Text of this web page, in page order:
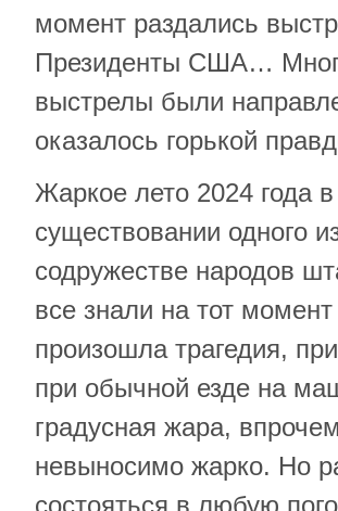
момент раздались
Президенты США…
выстрелы были
оказалось горькой
Жаркое лето 2024 года
существовании одного
содружестве народов
все знали на тот
произошла трагедия,
при обычной езде на
градусная жара,
невыносимо жарко. Но
состояться в любую